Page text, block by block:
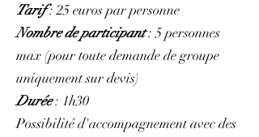
Tarif: 25 euros par personne
Nombre de participant: 5 personnes
max (pour toute demande de groupe
uniquement sur devis)
Durée: 1h30
Possibilité d'accompagnement avec des